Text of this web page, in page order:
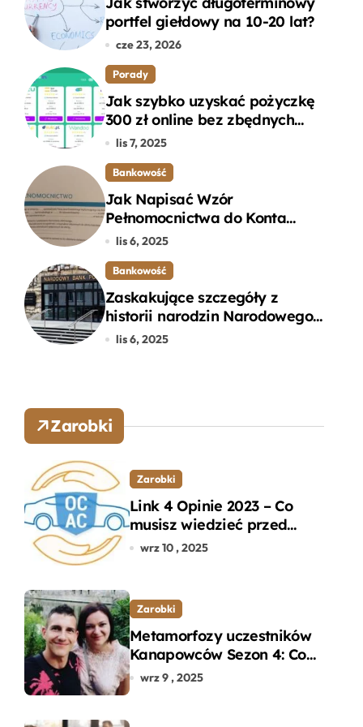
portfel giełdowy na 10-20 lat?
cze 23, 2026
Porady
Jak szybko uzyskać pożyczkę
300 zł online bez zbędnych
formalności?
lis 7, 2025
Bankowość
Jak Napisać Wzór
Pełnomocnictwa do Konta
Bankowego – Praktyczny
lis 6, 2025
Bankowość
Zaskakujące szczegóły z
historii narodzin Narodowego
Banku Polskiego, o których
lis 6, 2025
Zarobki
Zarobki
Link 4 Opinie 2023 – Co
musisz wiedzieć przed
wyborem ubezpieczenia
wrz 10 , 2025
Zarobki
Metamorfozy uczestników
Kanapowców Sezon 4: Co
naprawdę zaskoczyło
wrz 9 , 2025